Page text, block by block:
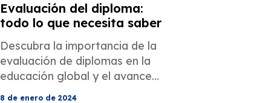
Evaluación del diploma:
todo lo que necesita saber
Descubra la importancia de la
evaluación de diplomas en la
educación global y el avance
profesional.
8 de enero de 2024